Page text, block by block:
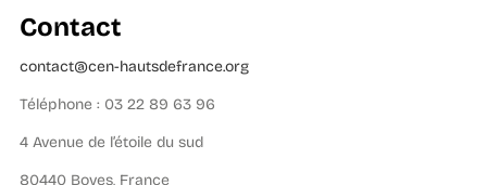
Contact
contact@cen-hautsdefrance.org
Téléphone : 03 22 89 63 96
4 Avenue de l’étoile du sud
80440 Boves, France